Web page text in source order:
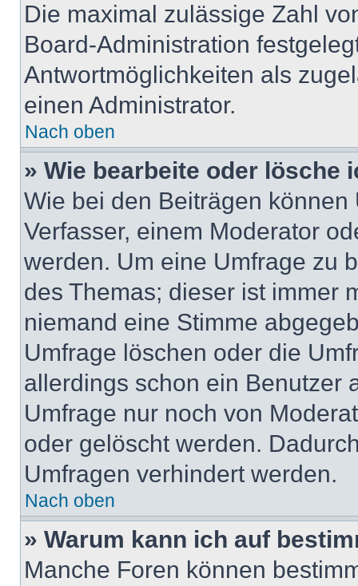
Die maximal zulässige Zahl
Board-Administration
Antwortmöglichkeiten als
einen Administrator.
Nach oben
» Wie bearbeite oder lösche
Wie bei den Beiträgen
Verfasser, einem Moderator
werden. Um eine Umfrage zu
des Themas; dieser ist immer
niemand eine Stimme
Umfrage löschen oder die
allerdings schon ein Benutzer
Umfrage nur noch von
oder gelöscht werden.
Umfragen verhindert werden.
Nach oben
» Warum kann ich auf
Manche Foren können